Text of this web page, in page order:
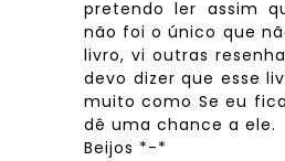
pretendo ler assim
não foi o único que
livro, vi outras
devo dizer que esse
muito como Se eu
dê uma chance a ele.
Beijos *-*